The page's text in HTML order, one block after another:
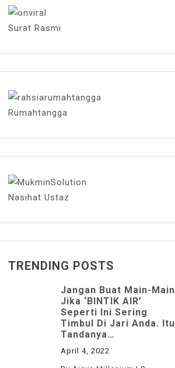
Surat Rasmi
Rumahtangga
Nasihat Ustaz
TRENDING POSTS
Jangan Buat Main-Main
Jika ‘BINTIK AIR’
Seperti Ini Sering
Timbul Di Jari Anda. Itu
Tandanya…
April 4, 2022